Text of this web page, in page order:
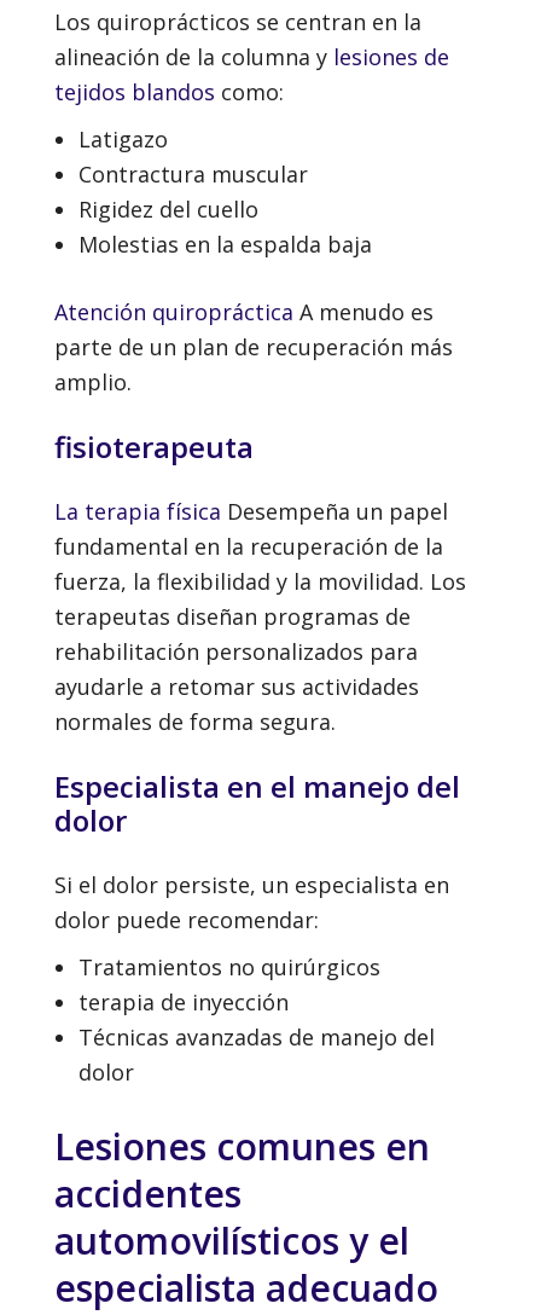
Los quiroprácticos se centran en la
alineación de la columna y lesiones de
tejidos blandos como:
Latigazo
Contractura muscular
Rigidez del cuello
Molestias en la espalda baja
Atención quiropráctica A menudo es
parte de un plan de recuperación más
amplio.
fisioterapeuta
La terapia física Desempeña un papel
fundamental en la recuperación de la
fuerza, la flexibilidad y la movilidad. Los
terapeutas diseñan programas de
rehabilitación personalizados para
ayudarle a retomar sus actividades
normales de forma segura.
Especialista en el manejo del
dolor
Si el dolor persiste, un especialista en
dolor puede recomendar:
Tratamientos no quirúrgicos
terapia de inyección
Técnicas avanzadas de manejo del
dolor
Lesiones comunes en
accidentes
automovilísticos y el
especialista adecuado